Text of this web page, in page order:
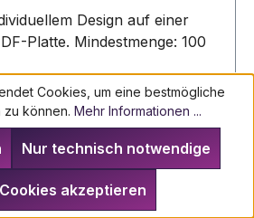
Design auf einer
Platte. Mindestmenge: 100
Ab0,465 €*
Cookies, um eine bestmögliche
zu können. Mehr Informationen ...
Nur technisch notwendige
akzeptieren